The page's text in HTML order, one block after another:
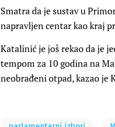
Smatra da je sustav u
napravljen centar kao kraj
Katalinić je još rekao da je
tempom za 10 godina na
neobrađeni otpad, kazao je